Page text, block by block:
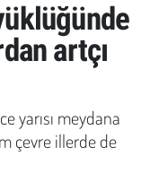
artçı
yarısı meydana
çevre illerde de